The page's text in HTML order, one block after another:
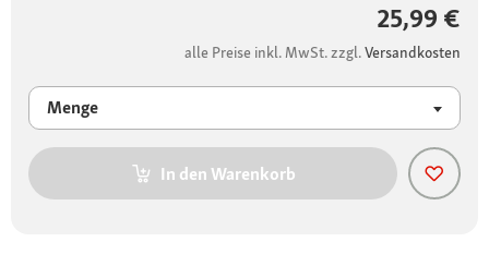
25,99 €
alle Preise inkl. MwSt. zzgl.Versandkosten
Menge
In den Warenkorb